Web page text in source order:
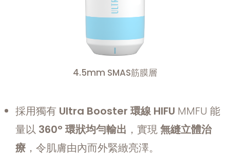
4.5mm SMAS筋膜層
採用獨有 Ultra Booster 環線 HIFU MMFU 能
量以 360° 環狀均勻輸出 ，實現無縫立體治
療 ，令肌膚由內而外緊緻亮澤。